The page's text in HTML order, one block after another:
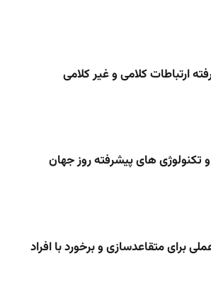
ارتباطات کلامی و غیر کلامی
و تکنولوژی های پیشرفته روز جهان
برای متقاعدسازی و برخورد با افراد